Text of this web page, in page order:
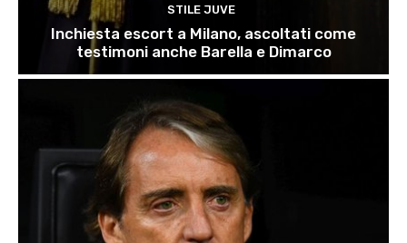
STILE JUVE
Inchiesta escort a Milano, ascoltati come
testimoni anche Barella e Dimarco